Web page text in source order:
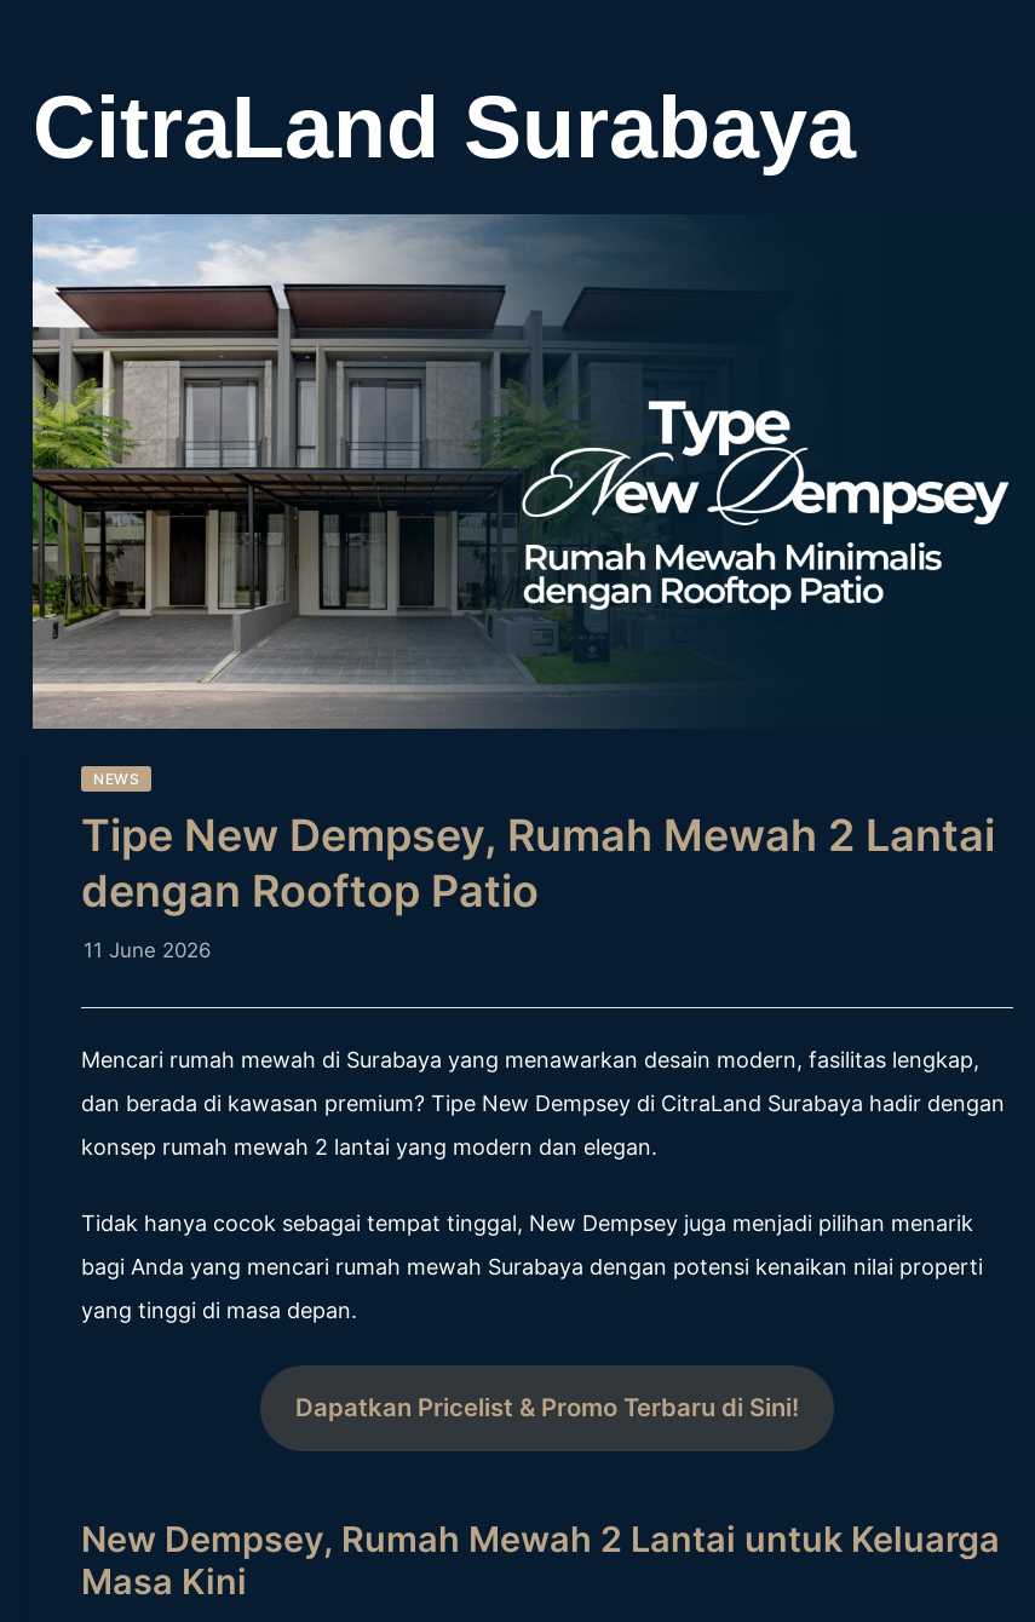
NEWS
Tipe New Dempsey, Rumah Mewah 2 Lantai
dengan Rooftop Patio
11 June 2026
Mencari rumah mewah di Surabaya yang menawarkan desain modern, fasilitas lengkap,
dan berada di kawasan premium? Tipe New Dempsey di CitraLand Surabaya hadir dengan
konsep rumah mewah 2 lantai yang modern dan elegan.
Tidak hanya cocok sebagai tempat tinggal, New Dempsey juga menjadi pilihan menarik
bagi Anda yang mencari rumah mewah Surabaya dengan potensi kenaikan nilai properti
yang tinggi di masa depan.
Dapatkan Pricelist & Promo Terbaru di Sini!
New Dempsey, Rumah Mewah 2 Lantai untuk Keluarga
Masa Kini